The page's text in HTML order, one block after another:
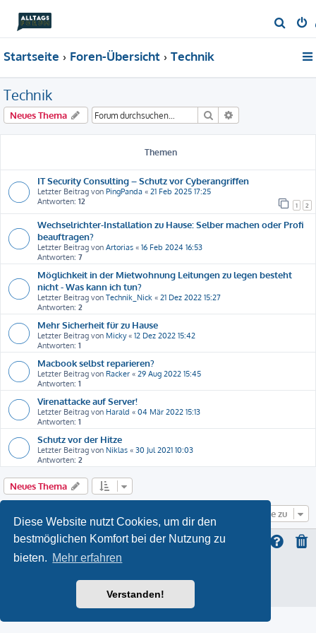
Diese Website nutzt Cookies, um dir den
bestmöglichen Komfort bei der Nutzung zu
bieten. Mehr erfahren
Verstanden!
u
Startseite Foren-Übersicht Technik
Technik
Neues Thema Suche
Themen
IT Security Consulting – Schutz vor Cyberangriffen
Letzter Beitrag von PingPanda « 21 Feb 2025 17:25
Antworten: 12 1 2
Wechselrichter-Installation zu Hause: Selber machen oder Profi
beauftragen?
Letzter Beitrag von Artorias « 16 Feb 2024 16:53
Antworten: 7
Möglichkeit in der Mietwohnung Leitungen zu legen besteht
nicht - Was kann ich tun?
Letzter Beitrag von Technik_Nick « 21 Dez 2022 15:27
Antworten: 2
Mehr Sicherheit für zu Hause
Letzter Beitrag von Micky« 12 Dez 2022 15:42
Antworten: 1
Macbook selbst reparieren?
Letzter Beitrag von Racker « 29 Aug 2022 15:45
Antworten: 1
Virenattacke auf Server!
Letzter Beitrag von Harald « 04 Mär 2022 15:13
Antworten: 1
Schutz vor der Hitze
Letzter Beitrag von Niklas « 30 Jul 2021 10:03
Antworten: 2
Neues Thema
Gehe zu
phpBB.de
Datenschutz|Nutzungsbedingungen